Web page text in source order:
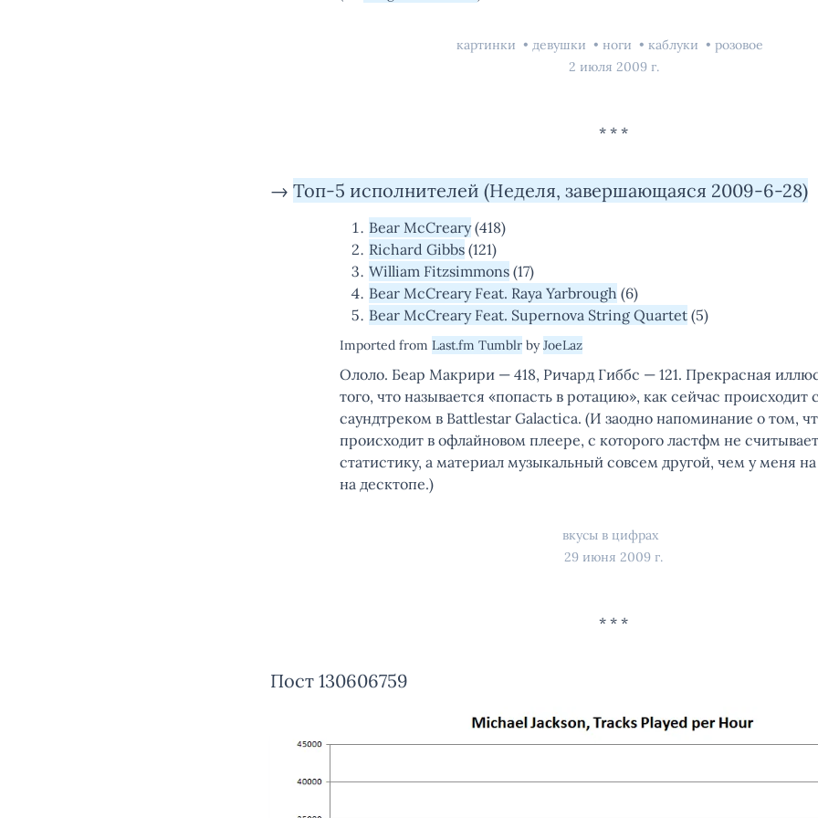
картинки девушки ноги каблуки
розовое
2 июля 2009 г.
→ Топ-5 исполнителей (Неделя, завершающаяся 2009-6-28)
Bear McCreary(418)
Richard Gibbs (121)
William Fitzsimmons (17)
Bear McCreary Feat. Raya Yarbrough (6)
Bear McCreary Feat. Supernova String Quartet (5)
Imported from Last.fm Tumblr byJoeLaz
Ололо. Беар Макрири — 418, Ричард Гиббс — 121. Прекрасная
того, что называется «попасть в ротацию», как сейчас происходит с
саундтреком в Battlestar Galactica. (И заодно напоминание о том,
происходит в офлайновом плеере, с которого ластфм не считывает
статистику, а материал музыкальный совсем другой, чем у меня
на десктопе.)
вкусы в цифрах
29 июня 2009 г.
Пост 130606759